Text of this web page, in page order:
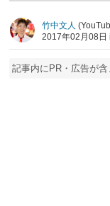
竹中文人
2017年02月08日
記事内にPR・広告が